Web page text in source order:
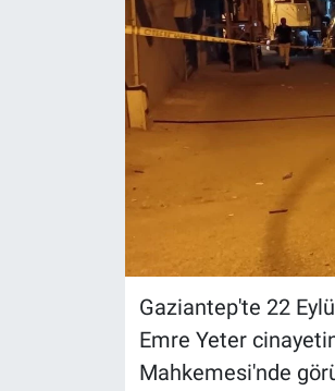
Gaziantep'te 22
Emre Yeter
Mahkemesi'nde